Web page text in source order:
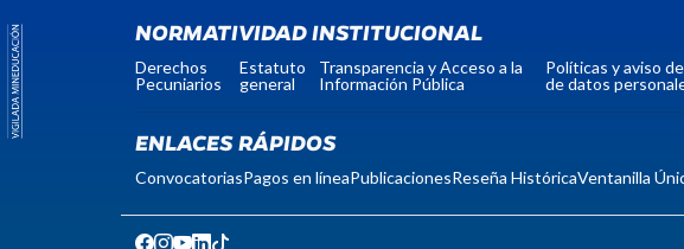
NORMATIVIDAD INSTITUCIONAL
Derechos
Pecuniarios
Estatuto
general
Transparencia y Acceso a la
Información Pública
Políticas y aviso
de datos
ENLACES RÁPIDOS
ConvocatoriasPagos en líneaPublicacionesReseña HistóricaVentanilla